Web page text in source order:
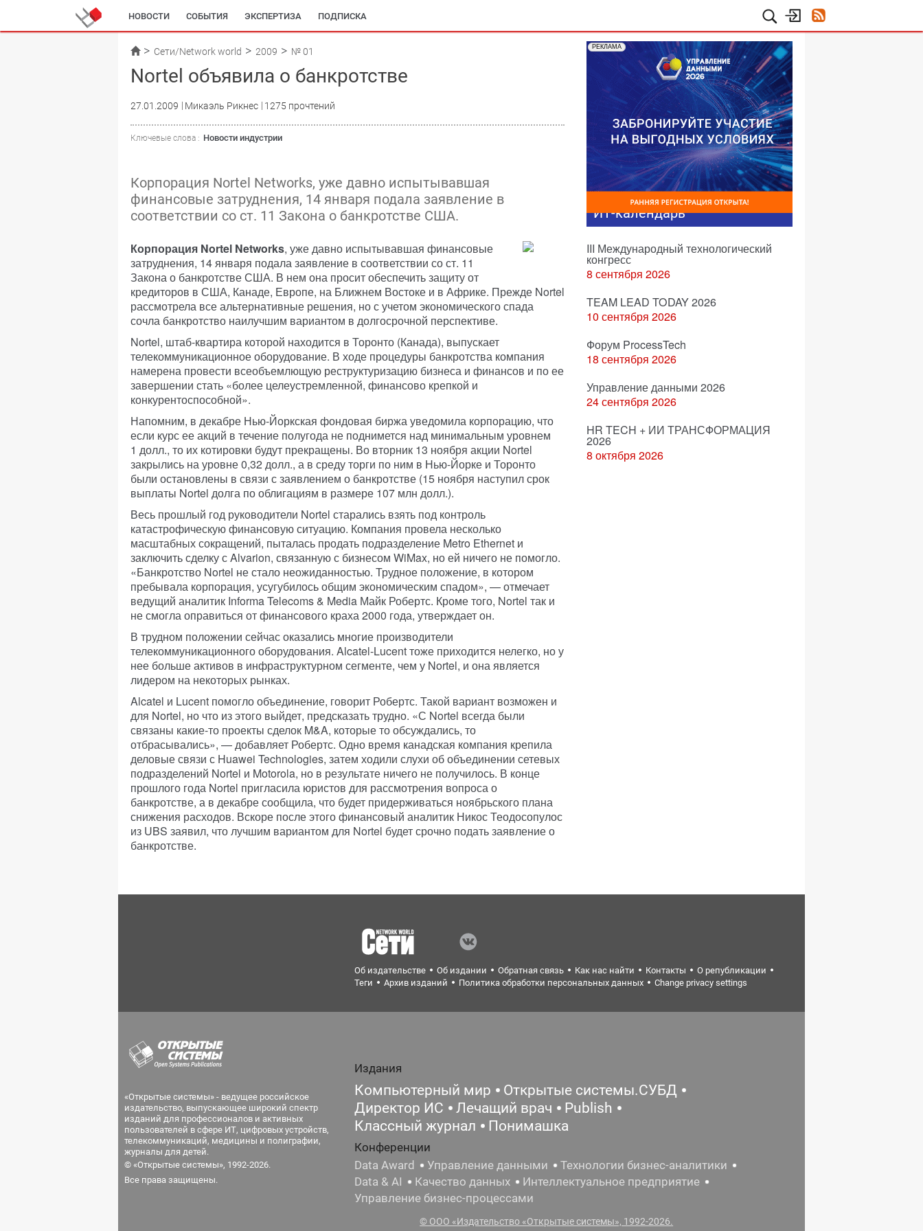
НОВОСТИ СОБЫТИЯ ЭКСПЕРТИЗА ПОДПИСКА
Сети/Network world 2009 № 01
Nortel объявила о банкротстве
27.01.2009 Микаэль Рикнес 1275 прочтений
Ключевые слова : Новости индустрии
Корпорация Nortel Networks, уже давно испытывавшая
финансовые затруднения, 14 января подала заявление в
соответствии со ст. 11 Закона о банкротстве США.
Корпорация Nortel Networks, уже давно испытывавшая финансовые
затруднения, 14 января подала заявление в соответствии со ст. 11
Закона о банкротстве США. В нем она просит обеспечить защиту от
кредиторов в США, Канаде, Европе, на Ближнем Востоке и в Африке. Прежде Nortel
рассмотрела все альтернативные решения, но с учетом экономического спада
сочла банкротство наилучшим вариантом в долгосрочной перспективе.
Nortel, штаб-квартира которой находится в Торонто (Канада), выпускает
телекоммуникационное оборудование. В ходе процедуры банкротства компания
намерена провести всеобъемлющую реструктуризацию бизнеса и финансов и по ее
завершении стать «более целеустремленной, финансово крепкой и
конкурентоспособной».
Напомним, в декабре Нью-Йоркская фондовая биржа уведомила корпорацию, что
если курс ее акций в течение полугода не поднимется над минимальным уровнем
1 долл., то их котировки будут прекращены. Во вторник 13 ноября акции Nortel
закрылись на уровне 0,32 долл., а в среду торги по ним в Нью-Йорке и Торонто
были остановлены в связи с заявлением о банкротстве (15 ноября наступил срок
выплаты Nortel долга по облигациям в размере 107 млн долл.).
Весь прошлый год руководители Nortel старались взять под контроль
катастрофическую финансовую ситуацию. Компания провела несколько
масштабных сокращений, пыталась продать подразделение Metro Ethernet и
заключить сделку с Alvarion, связанную с бизнесом WiMax, но ей ничего не помогло.
«Банкротство Nortel не стало неожиданностью. Трудное положение, в котором
пребывала корпорация, усугубилось общим экономическим спадом», — отмечает
ведущий аналитик Informa Telecoms & Media Майк Робертс. Кроме того, Nortel так и
не смогла оправиться от финансового краха 2000 года, утверждает он.
В трудном положении сейчас оказались многие производители
телекоммуникационного оборудования. Alcatel-Lucent тоже приходится нелегко, но у
нее больше активов в инфраструктурном сегменте, чем у Nortel, и она является
лидером на некоторых рынках.
Alcatel и Lucent помогло объединение, говорит Робертс. Такой вариант возможен и
для Nortel, но что из этого выйдет, предсказать трудно. «С Nortel всегда были
связаны какие-то проекты сделок M&A, которые то обсуждались, то
отбрасывались», — добавляет Робертс. Одно время канадская компания крепила
деловые связи с Huawei Technologies, затем ходили слухи об объединении сетевых
подразделений Nortel и Motorola, но в результате ничего не получилось. В конце
прошлого года Nortel пригласила юристов для рассмотрения вопроса о
банкротстве, а в декабре сообщила, что будет придерживаться ноябрьского плана
снижения расходов. Вскоре после этого финансовый аналитик Никос Теодосопулос
из UBS заявил, что лучшим вариантом для Nortel будет срочно подать заявление о
банкротстве.
РЕКЛАМА
ИТ-календарь
III Международный технологический
конгресс
8 сентября 2026
TEAM LEAD TODAY 2026
10 сентября 2026
Форум ProcessTech
18 сентября 2026
Управление данными 2026
24 сентября 2026
HR TECH + ИИ ТРАНСФОРМАЦИЯ
2026
8 октября 2026
Об издательстве Об издании Обратная связь Как нас найти Контакты
О републикации
Теги
Архив изданий Политика обработки персональных данных Change privacy settings
«Открытые системы» - ведущее российское
издательство, выпускающее широкий спектр
изданий для профессионалов и активных
пользователей в сфере ИТ, цифровых устройств,
телекоммуникаций, медицины и полиграфии,
журналы для детей.
© «Открытые системы», 1992-2026.
Все права защищены.
Издания
Компьютерный мир
Открытые системы.СУБД
Директор ИС
Лечащий врач
Publish
Классный журнал
Понимашка
Конференции
Data Award
Управление данными
Технологии бизнес-аналитики
Data & AI
Качество данных
Интеллектуальное предприятие
Управление бизнес-процессами
© ООО «Издательство «Открытые системы», 1992-2026.